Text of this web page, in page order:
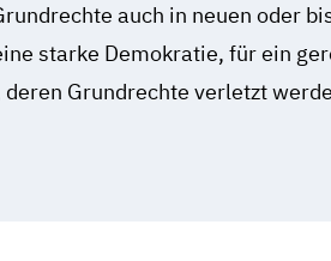
auch in neuen oder
starke Demokratie, für ein
Grundrechte verletzt